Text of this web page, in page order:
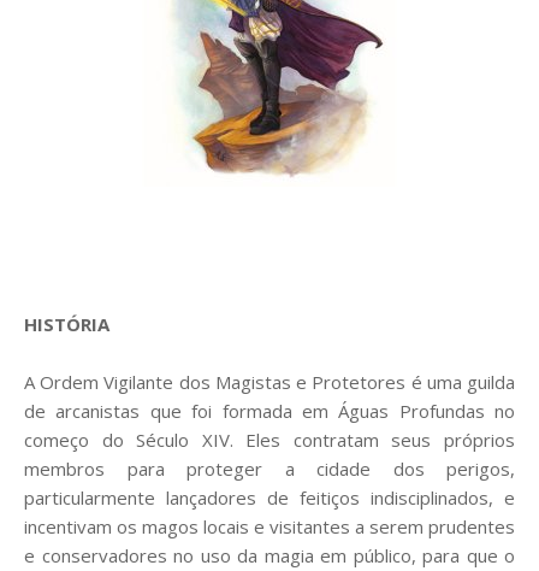
HISTÓRIA
A Ordem Vigilante dos Magistas e Protetores é uma guilda
de arcanistas que foi formada em Águas Profundas no
começo do Século XIV. Eles contratam seus próprios
membros para proteger a cidade dos perigos,
particularmente lançadores de feitiços indisciplinados, e
incentivam os magos locais e visitantes a serem prudentes
e conservadores no uso da magia em público, para que o